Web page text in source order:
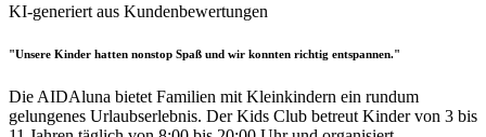
KI-generiert aus Kundenbewertungen
"Unsere Kinder hatten nonstop Spaß und wir konnten richtig entspannen."
Die AIDAluna bietet Familien mit Kleinkindern ein rundum
gelungenes Urlaubserlebnis. Der Kids Club betreut Kinder von 3 bis